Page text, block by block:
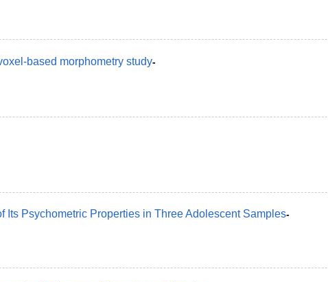
based morphometry study-
Psychometric Properties in Three Adolescent Samples-